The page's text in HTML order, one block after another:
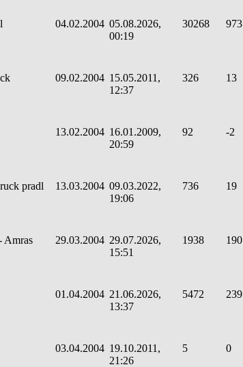
04.02.2004 05.08.2026,
00:19
30268 973
09.02.2004 15.05.2011,
12:37
326 13
13.02.2004 16.01.2009,
20:59
92 -2
pradl 13.03.2004 09.03.2022,
19:06
736 19
Amras 29.03.2004 29.07.2026,
15:51
1938 190
01.04.2004 21.06.2026,
13:37
5472 239
03.04.2004 19.10.2011,
21:26
5 0